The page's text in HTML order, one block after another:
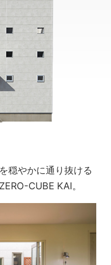
穏やかに通り抜ける
CUBE KAI。